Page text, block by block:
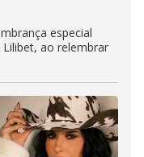
especial
ao relembrar